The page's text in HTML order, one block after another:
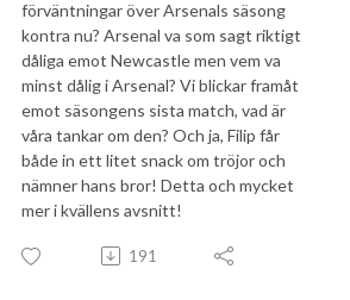
förväntningar över Arsenals säsong
kontra nu? Arsenal va som sagt riktigt
dåliga emot Newcastle men vem va
minst dålig i Arsenal? Vi blickar framåt
emot säsongens sista match, vad är
våra tankar om den? Och ja, Filip får
både in ett litet snack om tröjor och
nämner hans bror! Detta och mycket
mer i kvällens avsnitt!
191